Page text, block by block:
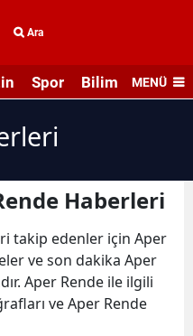
Ara
Spor Bilim veMENÜ
Haberleri
takip edenler için Aper
ve son dakika Aper
Aper Rende ile ilgili
ve Aper Rende